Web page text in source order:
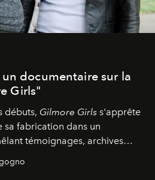
documentaire sur la
Girls"
débuts, Gilmore Girls s'apprête
sa fabrication dans un
témoignages, archives
les coulisses d'un phénomène